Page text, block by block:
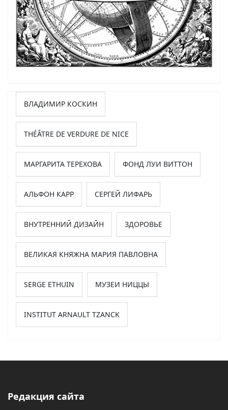
ВЛАДИМИР КОСКИН
THÉÂTRE DE VERDURE DE NICE
МАРГАРИТА ТЕРЕХОВА ФОНД ЛУИ ВИТТОН
АЛЬФОН КАРР СЕРГЕЙ ЛИФАРЬ
ВНУТРЕННИЙ ДИЗАЙН ЗДОРОВЬЕ
ВЕЛИКАЯ КНЯЖНА МАРИЯ ПАВЛОВНА
SERGE ETHUIN МУЗЕИ НИЦЦЫ
INSTITUT ARNAULT TZANCK
Редакция сайта